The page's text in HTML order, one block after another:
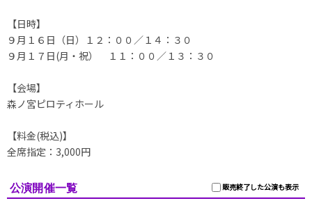
【日時】
９月１６日（日）１２：００／１４：３０
９月１７日(月・祝） １１：００／１３：３０
【会場】
森ノ宮ピロティホール
【料金(税込)】
全席指定：3,000円
販売終了した公演も表示
公演開催一覧